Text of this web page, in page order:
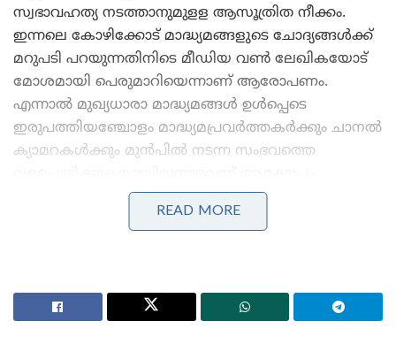
സ്വഭാവഹത്യ നടത്താനുമുളള ആസൂത്രിത നീക്കം.
ഇന്നലെ കോഴിക്കോട് മാദ്ധ്യമങ്ങളുടെ ചോദ്യങ്ങൾക്ക്
മറുപടി പറയുന്നതിനിടെ മീഡിയ വൺ ലേഖികയോട്
മോശമായി പെരുമാറിയെന്നാണ് ആരോപണം.
എന്നാൽ മുഖ്യധാരാ മാദ്ധ്യമങ്ങൾ ഉൾപ്പെടെ
ഇരുപത്തിയഞ്ചോളം മാദ്ധ്യമപ്രവർത്തകർക്കും ചാനൽ
ക്യാമറകൾക്കും മുൻപിൽ നടന്ന സംഭവത്തെ
ഉയർന്നുകഴിഞ്ഞു.
പോലീസിനെ വെല്ലുവിളിച്ച് ഒളിവിൽ കഴിഞ്ഞ അർജുൻ
ആയങ്കി ഒടുവിൽ വലയിൽ; കണ്ണൂരിലെ
അപാർട്മെന്റിൽ നിന്ന് പൊക്കിയത് നാടകീയമായി!
READ MORE